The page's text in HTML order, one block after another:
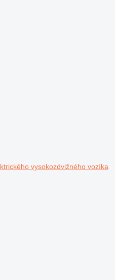
vysokozdvižného vozíka